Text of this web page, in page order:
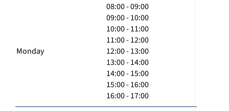
Monday
08:00 - 09:00
09:00 - 10:00
10:00 - 11:00
11:00 - 12:00
12:00 - 13:00
13:00 - 14:00
14:00 - 15:00
15:00 - 16:00
16:00 - 17:00